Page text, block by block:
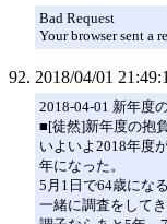
Bad Request
Your browser sent a
2018/04/01
2018-04-01 新年度
■[徒然]新年度の抱
いよいよ2018年度
年になった。
5月1日で64歳にな
一緒に調査をして